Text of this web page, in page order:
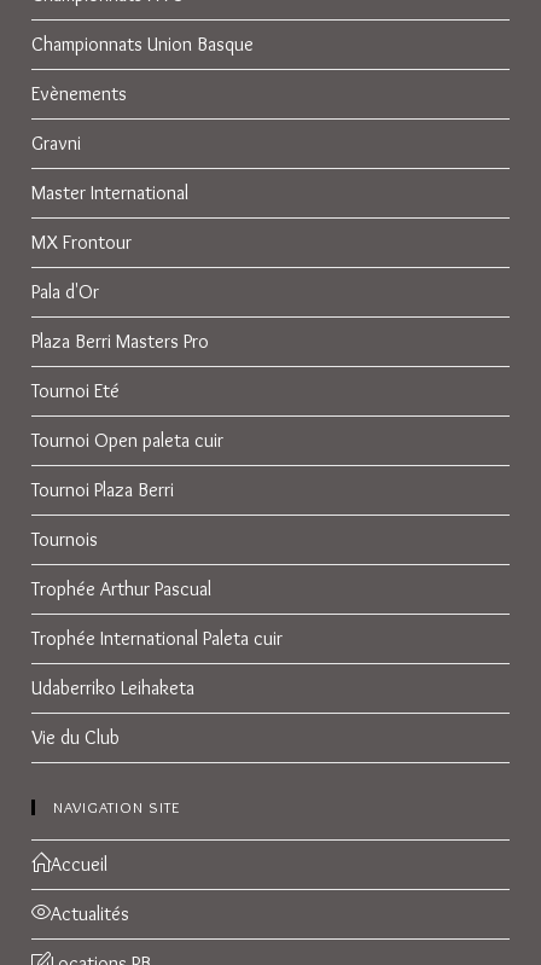
Championnats Union Basque
Evènements
Gravni
Master International
MX Frontour
Pala d'Or
Plaza Berri Masters Pro
Tournoi Eté
Tournoi Open paleta cuir
Tournoi Plaza Berri
Tournois
Trophée Arthur Pascual
Trophée International Paleta cuir
Udaberriko Leihaketa
Vie du Club
NAVIGATION SITE
Accueil
Actualités